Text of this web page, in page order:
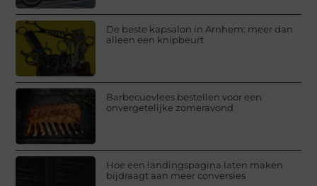
De beste kapsalon in Arnhem: meer dan
alleen een knipbeurt
Barbecuevlees bestellen voor een
onvergetelijke zomeravond
Hoe een landingspagina laten maken
bijdraagt aan meer conversies